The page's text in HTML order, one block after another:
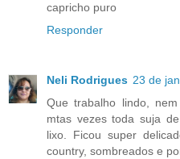
capricho puro
Responder
Neli Rodrigues 23 de
Que trabalho lindo,
mtas vezes toda suja
lixo. Ficou super
country, sombreados e